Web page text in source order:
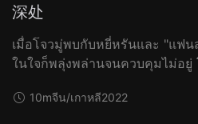
深处
เมื่อโจวมู่พบกับหยี่หรันและ "แฟน
ในใจก็พลุ่งพล่านจนควบคุมไม่อยู่
10mจีน/เกาหลี2022